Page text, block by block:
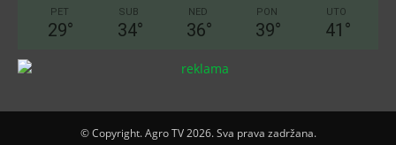
PET
29°
SUB
34°
NED
36°
PON
39°
UTO
41 °
© Copyright. Agro TV 2026. Sva prava zadržana.